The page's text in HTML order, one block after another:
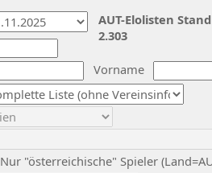
Vorname
Nur "österreichische" Spieler
AUT-Elolisten
2.303